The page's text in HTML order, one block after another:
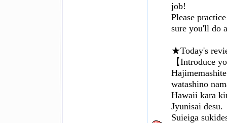
job!
Please
sure you'll do
★Today's
【Introduce
watashino
Hawaii kara
Jyunisai desu.
Suieiga